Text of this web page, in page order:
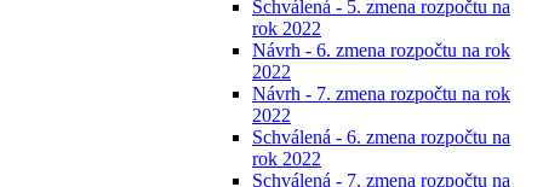
Schválená - 5. zmena rozpočtu na
rok 2022
Návrh - 6. zmena rozpočtu na rok
2022
Návrh - 7. zmena rozpočtu na rok
2022
Schválená - 6. zmena rozpočtu na
rok 2022
Schválená - 7. zmena rozpočtu na